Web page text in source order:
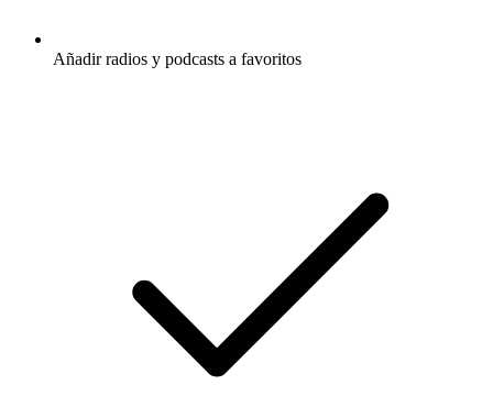
Añadir radios y podcasts a favoritos